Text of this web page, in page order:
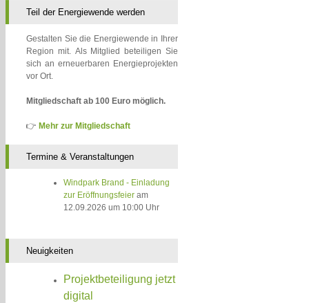
Teil der Energiewende werden
Gestalten Sie die Energiewende in Ihrer
Region mit. Als Mitglied beteiligen Sie
sich an erneuerbaren Energieprojekten
vor Ort.
Mitgliedschaft ab 100 Euro möglich.
👉 Mehr zur Mitgliedschaft
Termine & Veranstaltungen
Windpark Brand - Einladung
zur Eröffnungsfeier am
12.09.2026 um 10:00 Uhr
Neuigkeiten
Projektbeteiligung jetzt
digital